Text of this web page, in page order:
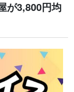
が3,800円均